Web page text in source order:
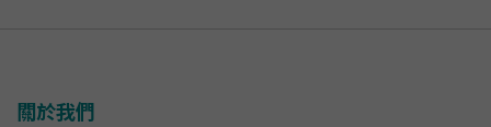
關於我們